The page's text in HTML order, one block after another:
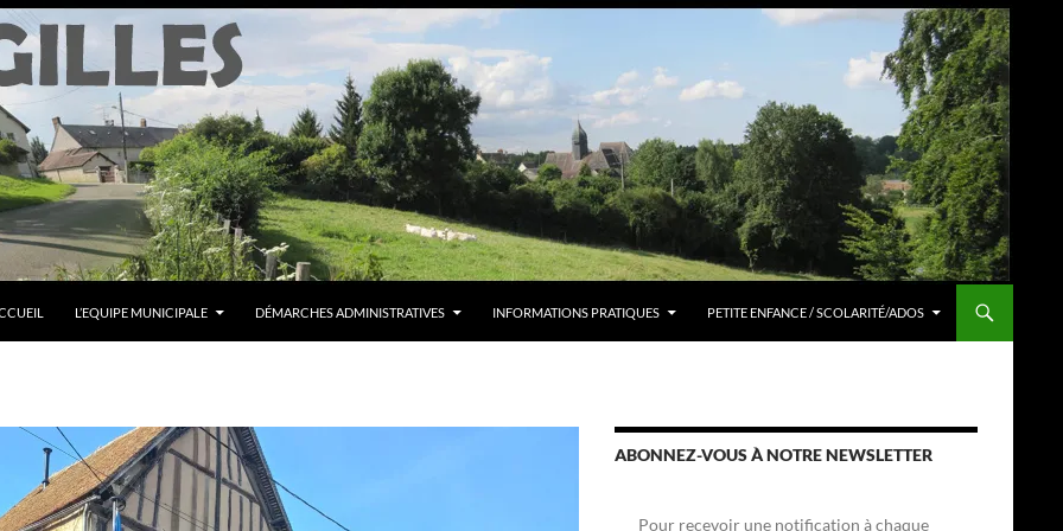
L’EQUIPE MUNICIPALE DÉMARCHES ADMINISTRATIVES INFORMATIONS PRATIQUES PETITE ENFANCE / SCOLARITÉ/ADOS
ABONNEZ-VOUS À NOTRE NEWSLETTER
Pour recevoir une notification à chaque